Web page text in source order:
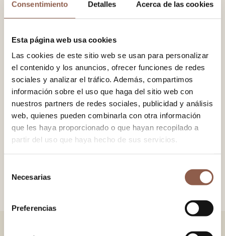
Consentimiento Detalles Acerca de las cookies
Esta página web usa cookies
Las cookies de este sitio web se usan para personalizar
el contenido y los anuncios, ofrecer funciones de redes
sociales y analizar el tráfico. Además, compartimos
información sobre el uso que haga del sitio web con
nuestros partners de redes sociales, publicidad y análisis
web, quienes pueden combinarla con otra información
que les haya proporcionado o que hayan recopilado a
partir del uso que haya hecho de sus servicios.
Necesarias
Preferencias
Abanico en madera de sipo pintada. Diseño grabado a láser.
Tela de popelín. Detalle de cadena y anilla con pompón de
algodón.
TAMAÑO 23x42 cm.
COLOR Blanco, Negro
AEA